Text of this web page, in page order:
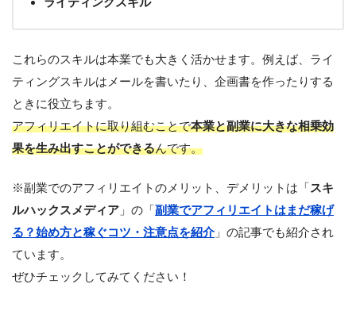
これらのスキルは本業でも大きく活かせます。例えば、ライ
ティングスキルはメールを書いたり、企画書を作ったりする
ときに役立ちます。
アフィリエイトに取り組むことで本業と副業に大きな相乗効
果を生み出すことができるんです。
※副業でのアフィリエイトのメリット、デメリットは「スキ
ルハックスメディア 」の「副業でアフィリエイトはまだ稼げ
る？始め方と稼ぐコツ・注意点を紹介」の記事でも紹介され
ています。
ぜひチェックしてみてください！